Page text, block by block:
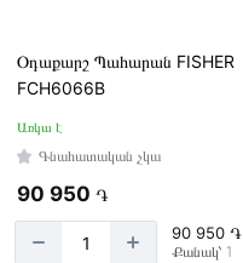
Օդաքարշ Պահարան FISHER
FCH6066B
Առկա է
Գնահատական չկա
90 950 ֏
90 950 ֏
Քանակ՝ 1